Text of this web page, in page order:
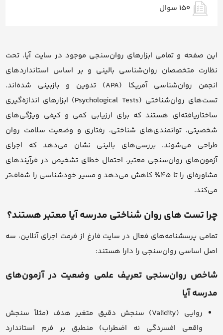
150 سوال
این صفحه و تمامی ابزارهای روان‌سنجی موجود در سایت آیا، تحت
نظارت متخصصان روان‌شناسی بالینی و بر اساس استانداردهای
انجمن روان‌شناسی آمریکا (APA) تدوین و بازبینی شده‌اند.
تست‌های روان‌شناختی (Psychological Tests) ابزارهای اندازه‌گیری
ساختاریافته‌ای هستند که برای ارزیابی کمی و کیفی ویژگی‌های
شخصیتی، توانمندی‌های شناختی، رفتاری و وضعیت سلامت روان
طراحی می‌شوند. بررسی‌های بالینی نشان می‌دهد که اجرای
آزمون‌های روان‌سنجی معتبر، احتمال خطای تشخیص در فرآیندهای
مشاوره‌ای را تا ۴۵٪ کاهش می‌دهد و مسیر خودشناسی را شفاف‌تر
می‌کند.
چرا تست های روان شناختی مدرسه آیا معتبر هستند؟
تمامی پرسشنامه‌های فعال در سایت فارغ از فرمت اجرای آنلاین، سه
اصل اساسی روان‌سنجی را دارا هستند:
شاخص روان‌سنجی تعریف علمی وضعیت در آزمون‌های
مدرسه آیا
روایی (Validity) سنجش دقیق متغیر هدف (مثلاً سنجش
واقعی افسردگی نه اضطراب) منطبق بر فرم استاندارد